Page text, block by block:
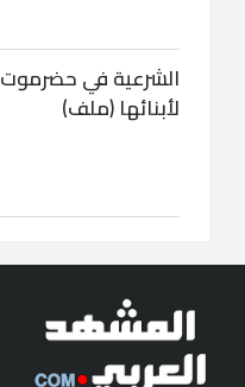
الشرعية في حضرموت
لأبنائها (ملف)